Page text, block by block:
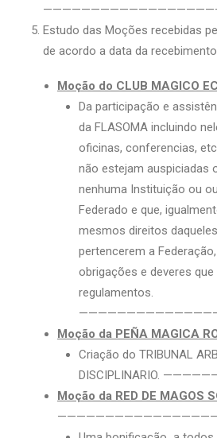
Estudo das Moções recebidas
de acordo a data da
Moção do CLUB MAGICO
Da participação e
da FLASOMA incluindo
oficinas, conferencias,
não estejam auspiciadas
nenhuma Instituição ou
Federado e que,
mesmos direitos
pertencerem a
obrigações e deveres
regulamentos.
Moção da PEÑA MAGICA
Criação do TRIBUNAL
DISCIPLINARIO.
Moção da RED DE MAGOS